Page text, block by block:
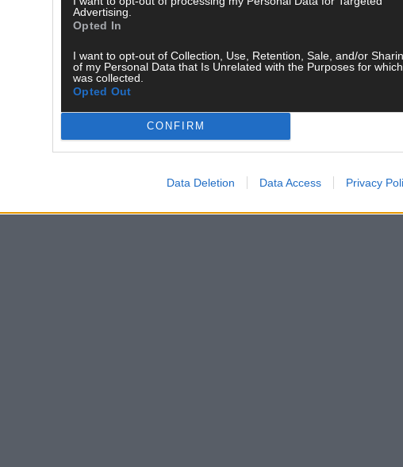
Advertising.
Opted In
I want to opt-out of Collection, Use, Retention, Sale, and/or
of my Personal Data that Is Unrelated with the Purposes for
was collected.
Opted Out
CONFIRM
Data Deletion Data Access Privacy